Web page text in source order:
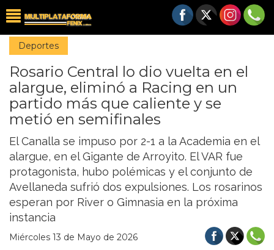
Deportes
Rosario Central lo dio vuelta en el
alargue, eliminó a Racing en un
partido más que caliente y se
metió en semifinales
El Canalla se impuso por 2-1 a la Academia en el
alargue, en el Gigante de Arroyito. El VAR fue
protagonista, hubo polémicas y el conjunto de
Avellaneda sufrió dos expulsiones. Los rosarinos
esperan por River o Gimnasia en la próxima
instancia
Miércoles 13 de Mayo de 2026